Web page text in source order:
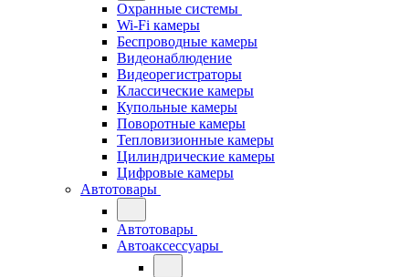
Охранные системы
Wi-Fi камеры
Беспроводные камеры
Видеонаблюдение
Видеорегистраторы
Классические камеры
Купольные камеры
Поворотные камеры
Тепловизионные камеры
Цилиндрические камеры
Цифровые камеры
Автотовары
Автотовары
Автоаксессуары